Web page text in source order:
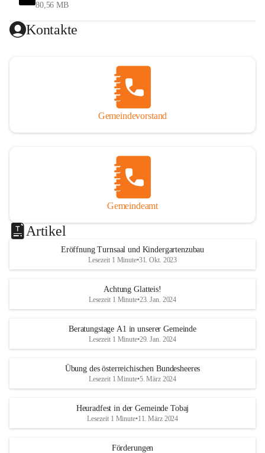
80,56 MB
Kontakte
Gemeindevorstand
Gemeindeamt
Artikel
Eröffnung Turnsaal und Kindergartenzubau
Lesezeit 1 Minute•31. Okt. 2023
Achtung Glatteis!
Lesezeit 1 Minute•23. Jan. 2024
Beratungstage A1 in unserer Gemeinde
Lesezeit 1 Minute•29. Jan. 2024
Übung des österreichischen Bundesheeres
Lesezeit 1 Minute•5. März 2024
Heuradfest in der Gemeinde Tobaj
Lesezeit 1 Minute•11. März 2024
Förderungen